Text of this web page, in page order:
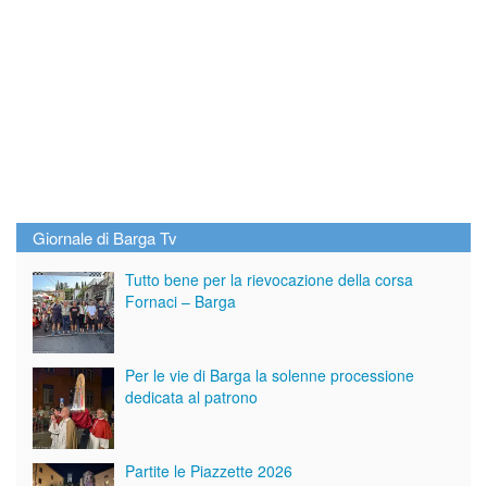
Giornale di Barga Tv
Tutto bene per la rievocazione della corsa
Fornaci – Barga
Per le vie di Barga la solenne processione
dedicata al patrono
Partite le Piazzette 2026